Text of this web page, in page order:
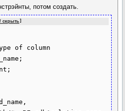
потом создать.
скрыть]
of column